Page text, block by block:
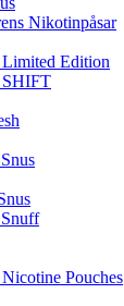
Nikotinpåsar
Edition
Pouches